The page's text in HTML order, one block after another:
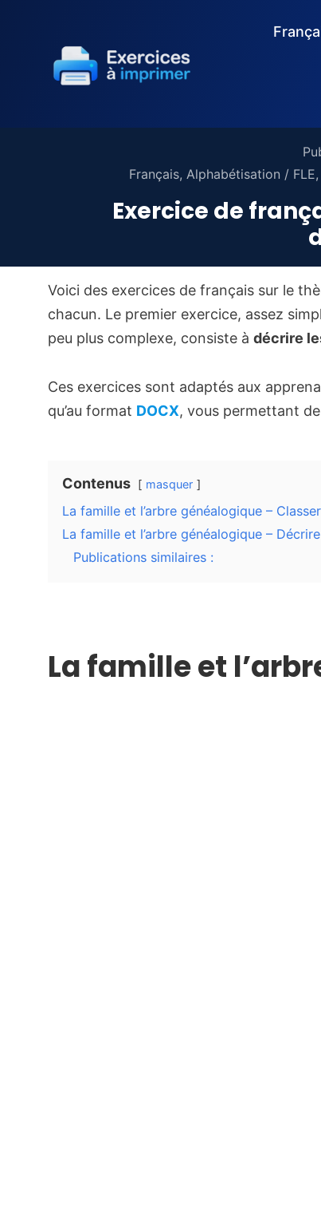
Français, Alphabétisation / FLE,
Exercice de
Voici des exercices de français sur le
chacun. Le premier exercice, assez
peu plus complexe, consiste à décrire
Ces exercices sont adaptés aux
qu’au format DOCX, vous permettant
Contenus masquer
La famille et l’arbre généalogique –
La famille et l’arbre généalogique –
Publications similaires :
La famille et